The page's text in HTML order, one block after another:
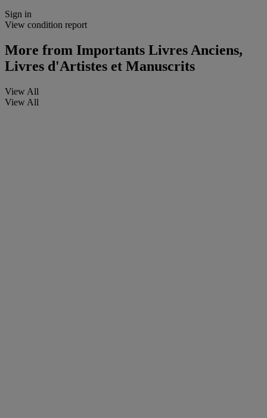
Sign in
View condition report
More from Importants Livres Anciens,
Livres d'Artistes et Manuscrits
View All
View All